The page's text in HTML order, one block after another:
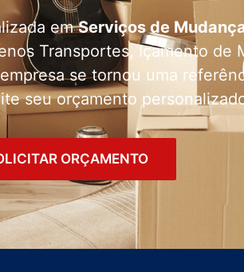
emServiços de
Transportes, Içamento de
se tornou uma
seu orçamento
ORÇAMENTO